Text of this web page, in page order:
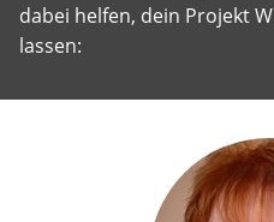
dabei helfen, dein Projekt
lassen: